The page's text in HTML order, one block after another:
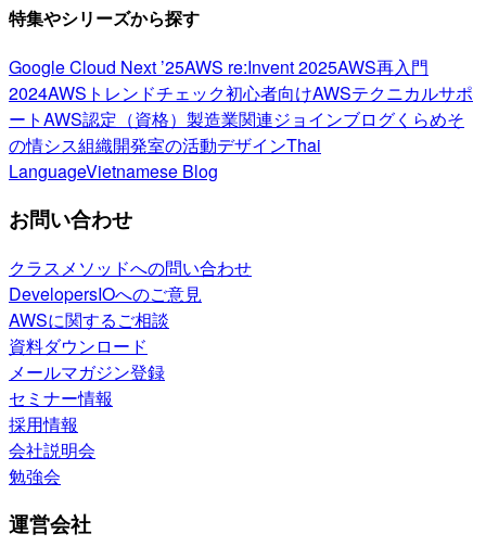
特集やシリーズから探す
Google Cloud Next ’25AWS re:Invent 2025AWS再入門
2024AWSトレンドチェック初心者向けAWSテクニカルサポ
ートAWS認定（資格） 製造業関連ジョインブログくらめそ
の情シス組織開発室の活動デザインThai
LanguageVietnamese Blog
お問い合わせ
クラスメソッドへの問い合わせ
DevelopersIOへのご意見
AWSに関するご相談
資料ダウンロード
メールマガジン登録
セミナー情報
採用情報
会社説明会
勉強会
運営会社